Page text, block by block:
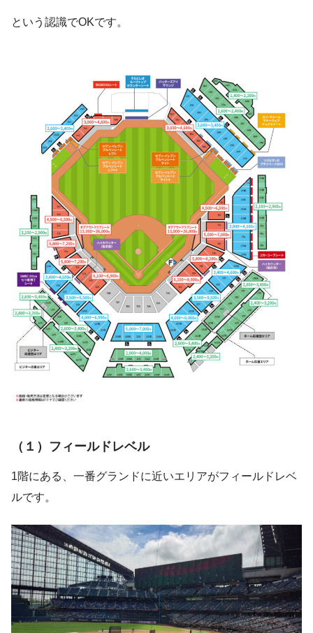
という認識でOKです。
（１）フィールドレベル
1階にある、一番グランドに近いエリアがフィールドレベ
ルです。